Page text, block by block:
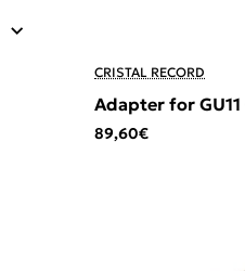
CRISTAL RECORD
Adapter for
89,60€